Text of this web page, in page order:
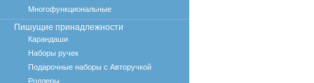
Многофункциональные
Пишущие принадлежности
Карандаши
Наборы ручек
Подарочные наборы с Авторучкой
Роллеры